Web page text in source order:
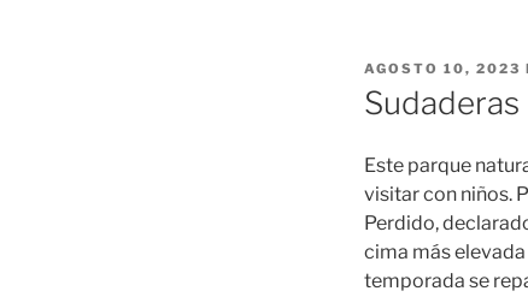
PUBLICADO
EL
AGOSTO 10, 2023
Este parque
visitar con niños.
Perdido,
cima más
temporada se